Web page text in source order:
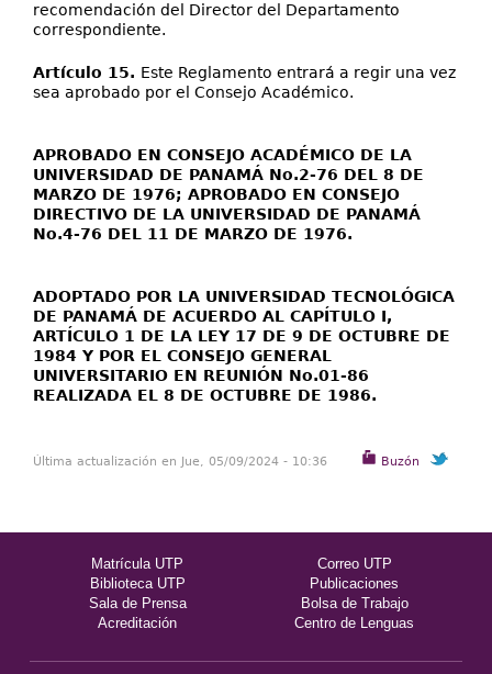
recomendación del Director del Departamento
correspondiente.
Artículo 15. Este Reglamento entrará a regir una vez
sea aprobado por el Consejo Académico.
APROBADO EN CONSEJO ACADÉMICO DE LA
UNIVERSIDAD DE PANAMÁ No.2-76 DEL 8 DE
MARZO DE 1976; APROBADO EN CONSEJO
DIRECTIVO DE LA UNIVERSIDAD DE PANAMÁ
No.4-76 DEL 11 DE MARZO DE 1976.
ADOPTADO POR LA UNIVERSIDAD TECNOLÓGICA
DE PANAMÁ DE ACUERDO AL CAPÍTULO I,
ARTÍCULO 1 DE LA LEY 17 DE 9 DE OCTUBRE DE
1984 Y POR EL CONSEJO GENERAL
UNIVERSITARIO EN REUNIÓN No.01-86
REALIZADA EL 8 DE OCTUBRE DE 1986.
Buzón
Última actualización en Jue, 05/09/2024 - 10:36
Matrícula UTP
Correo UTP
Biblioteca UTP
Publicaciones
Sala de Prensa
Bolsa de Trabajo
Acreditación
Centro de Lenguas